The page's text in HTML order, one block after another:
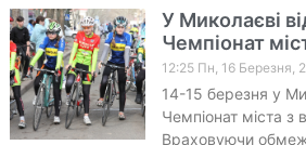
У Миколаєві
Чемпіонат
12:25 Пн, 16 Березня,
14-15 березня у
Чемпіонат міста з
Враховуючи